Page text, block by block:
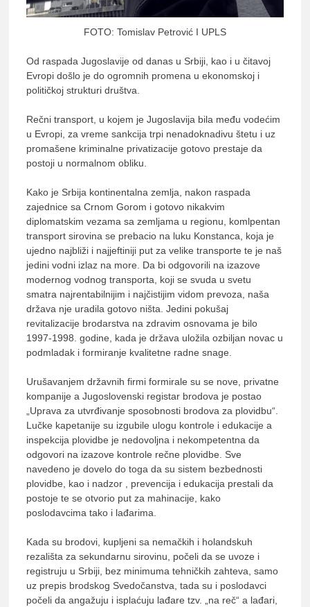
FOTO: Tomislav Petrović I UPLS
Od raspada Jugoslavije od danas u Srbiji, kao i u čitavoj
Evropi došlo je do ogromnih promena u ekonomskoj i
političkoj strukturi društva.
Rečni transport, u kojem je Jugoslavija bila među vodećim
u Evropi, za vreme sankcija trpi nenadoknadivu štetu i uz
promašene kriminalne privatizacije gotovo prestaje da
postoji u normalnom obliku.
Kako je Srbija kontinentalna zemlja, nakon raspada
zajednice sa Crnom Gorom i gotovo nikakvim
diplomatskim vezama sa zemljama u regionu, komlpentan
transport sirovina se prebacio na luku Konstanca, koja je
ujedno najbliži i najjeftiniji put za velike transporte te je naš
jedini vodni izlaz na more. Da bi odgovorili na izazove
modernog vodnog transporta, koji se svuda u svetu
smatra najrentabilnijim i najčistijim vidom prevoza, naša
država nje uradila gotovo ništa. Jedini pokušaj
revitalizacije brodarstva na zdravim osnovama je bilo
1997-1998. godine, kada je država uložila ozbiljan novac u
podmladak i formiranje kvalitetne radne snage.
Urušavanjem državnih firmi formirale su se nove, privatne
kompanije a Jugoslovenski registar brodova je postao
„Uprava za utvrđivanje sposobnosti brodova za plovidbu“.
Lučke kapetanije su izgubile ulogu kontrole i edukacije a
inspekcija plovidbe je nedovoljna i nekompetentna da
odgovori na izazove kontrole rečne plovidbe. Sve
navedeno je dovelo do toga da su sistem bezbednosti
plovidbe, kao i nadzor , prevencija i edukacija prestali da
postoje te se otvorio put za mahinacije, kako
poslodavcima tako i lađarima.
Kada su brodovi, kupljeni sa nemačkih i holandskuh
rezališta za sekundarnu sirovinu, počeli da se uvoze i
registruju u Srbiji, bez minimuma tehničkih zahteva, samo
uz prepis brodskog Svedočanstva, tada su i poslodavci
počeli da angažuju i isplaćuju lađare tzv. „na reč“ a lađari,